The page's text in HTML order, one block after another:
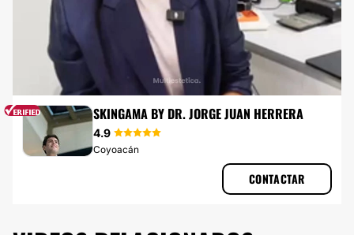
TOXINA BOTULÍNICASKINGAMA BY DR. JORGE JUAN HERRERA
4.9
Coyoacán
CONTACTAR